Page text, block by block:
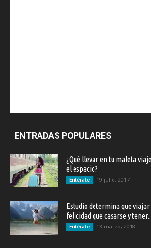
ENTRADAS POPULARES
¿Qué llevar en tu maleta
el espacio?
Entérate 19 julio, 2017
Estudio determina que
felicidad que casarse y tener...
Entérate 13 marzo, 2018